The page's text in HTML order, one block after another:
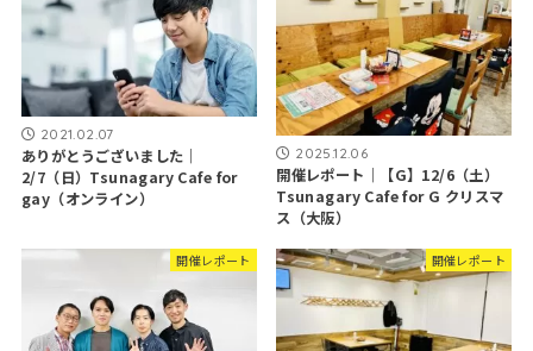
2021.02.07
ありがとうございました｜
2/7（日）Tsunagary Cafe for
gay（オンライン）
2025.12.06
開催レポート｜【G】12/6（土）
Tsunagary Cafe for G クリスマ
ス（大阪）
開催レポート 開催レポート